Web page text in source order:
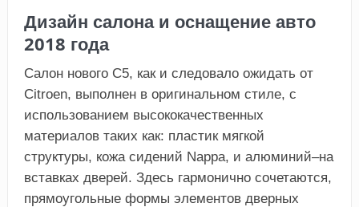
Дизайн салона и оснащение авто
2018 года
Салон нового C5, как и следовало ожидать от
Citroen, выполнен в оригинальном стиле, с
использованием высококачественных
материалов таких как: пластик мягкой
структуры, кожа сидений Nappa, и алюминий–на
вставках дверей. Здесь гармонично сочетаются,
прямоугольные формы элементов дверных